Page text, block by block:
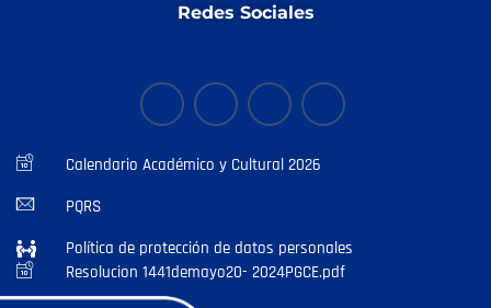
Redes Sociales
Calendario Académico y Cultural 2026
PQRS
Política de protección de datos personales
Resolucion 1441demayo20- 2024PGCE.pdf